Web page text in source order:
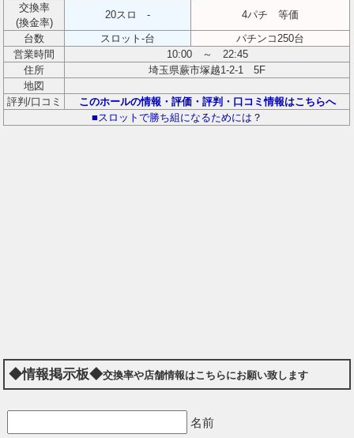
交換率
(換金率)
20スロ -
4パチ 等価
台数
スロット-台
パチンコ250台
営業時間
10:00 ～ 22:45
住所
埼玉県蕨市塚越1-2-1 5F
地図
評判/口コミ
このホールの情報・評価・評判・口コミ情報はこちらへ
■スロットで勝ち組になるためには？
◆情報掲示板◆交換率や店舗情報はこちらにお願い致します
名前